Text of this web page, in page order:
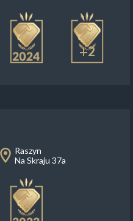
+2
Raszyn
Na Skraju 37a